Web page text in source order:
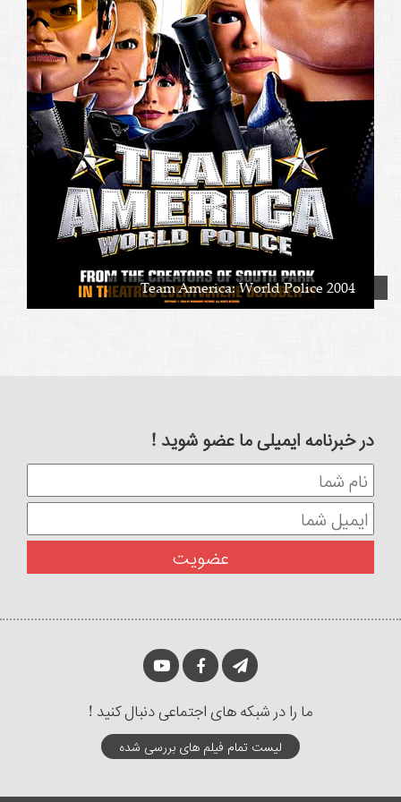
Team America: World Police 2004
در خبرنامه ایمیلی ما عضو شوید !
ما را در شبکه های اجتماعی دنبال کنید !
لیست تمام فیلم های بررسی شده